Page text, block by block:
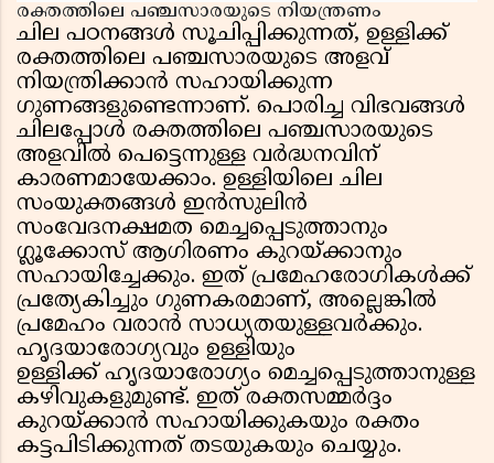
രക്തത്തിലെ പഞ്ചസാരയുടെ നിയന്ത്രണം
ചില പഠനങ്ങൾ സൂചിപ്പിക്കുന്നത്, ഉള്ളിക്ക്
രക്തത്തിലെ പഞ്ചസാരയുടെ അളവ്
നിയന്ത്രിക്കാൻ സഹായിക്കുന്ന
ഗുണങ്ങളുണ്ടെന്നാണ്. പൊരിച്ച വിഭവങ്ങൾ
ചിലപ്പോൾ രക്തത്തിലെ പഞ്ചസാരയുടെ
അളവിൽ പെട്ടെന്നുള്ള വർദ്ധനവിന്
കാരണമായേക്കാം. ഉള്ളിയിലെ ചില
സംയുക്തങ്ങൾ ഇൻസുലിൻ
സംവേദനക്ഷമത മെച്ചപ്പെടുത്താനും
ഗ്ലൂക്കോസ് ആഗിരണം കുറയ്ക്കാനും
സഹായിച്ചേക്കും. ഇത് പ്രമേഹരോഗികൾക്ക്
പ്രത്യേകിച്ചും ഗുണകരമാണ്, അല്ലെങ്കിൽ
പ്രമേഹം വരാൻ സാധ്യതയുള്ളവർക്കും.
ഹൃദയാരോഗ്യവും ഉള്ളിയും
ഉള്ളിക്ക് ഹൃദയാരോഗ്യം മെച്ചപ്പെടുത്താനുള്ള
കഴിവുകളുമുണ്ട്. ഇത് രക്തസമ്മർദ്ദം
കുറയ്ക്കാൻ സഹായിക്കുകയും രക്തം
കട്ടപിടിക്കുന്നത് തടയുകയും ചെയ്യും.